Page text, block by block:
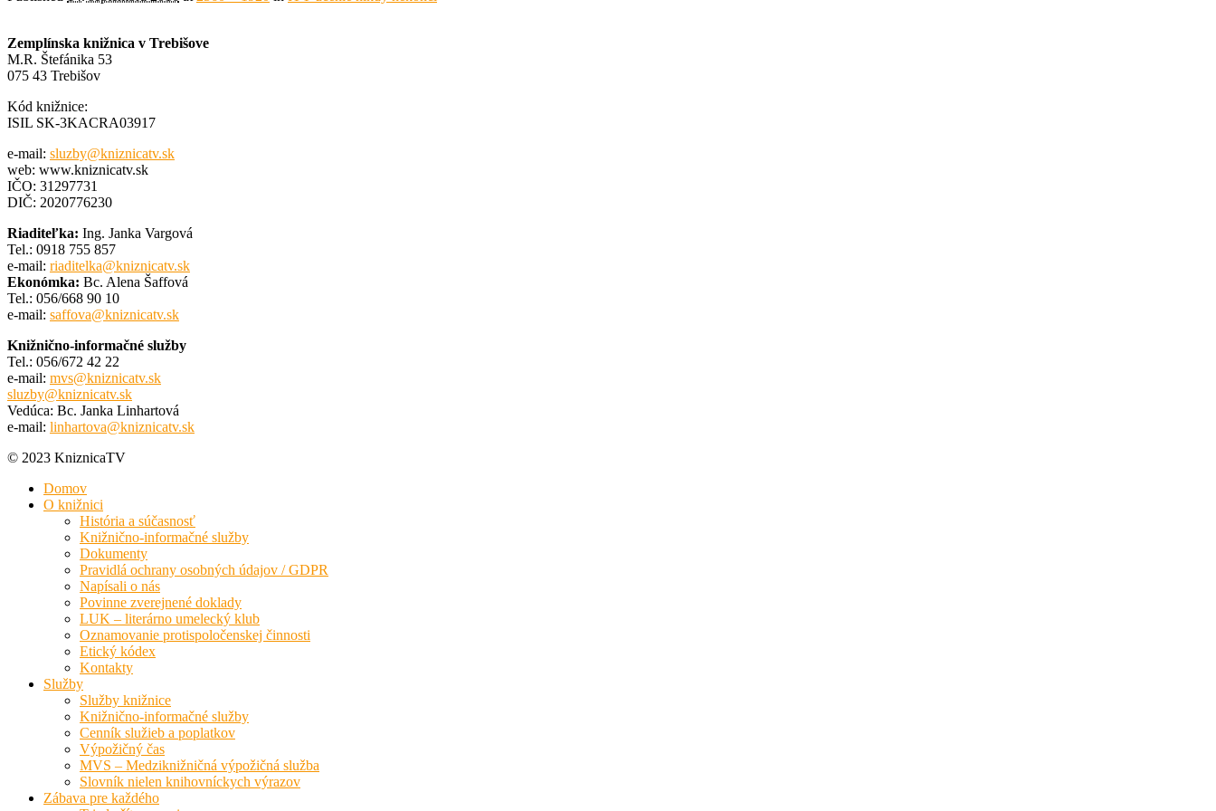
Zemplínska knižnica v Trebišove
M.R. Štefánika 53
075 43 Trebišov
Kód knižnice:
ISIL SK-3KACRA03917
e-mail: sluzby@kniznicatv.sk
web: www.kniznicatv.sk
IČO: 31297731
DIČ: 2020776230
Riaditeľka: Ing. Janka Vargová
Tel.: 0918 755 857
e-mail: riaditelka@kniznicatv.sk
Ekonómka: Bc. Alena Šaffová
Tel.: 056/668 90 10
e-mail: saffova@kniznicatv.sk
Knižnično-informačné služby
Tel.: 056/672 42 22
e-mail: mvs@kniznicatv.sk
sluzby@kniznicatv.sk
Vedúca: Bc. Janka Linhartová
e-mail: linhartova@kniznicatv.sk
© 2023 KniznicaTV
Domov
O knižnici
História a súčasnosť
Knižnično-informačné služby
Dokumenty
Pravidlá ochrany osobných údajov / GDPR
Napísali o nás
Povinne zverejnené doklady
LUK – literárno umelecký klub
Oznamovanie protispoločenskej činnosti
Etický kódex
Kontakty
Služby
Služby knižnice
Knižnično-informačné služby
Cenník služieb a poplatkov
Výpožičný čas
MVS – Medziknižničná výpožičná služba
Slovník nielen knihovníckych výrazov
Zábava pre každého